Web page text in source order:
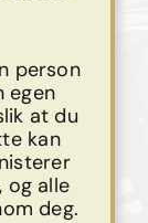
person
egen
at du
kan
og alle
deg.